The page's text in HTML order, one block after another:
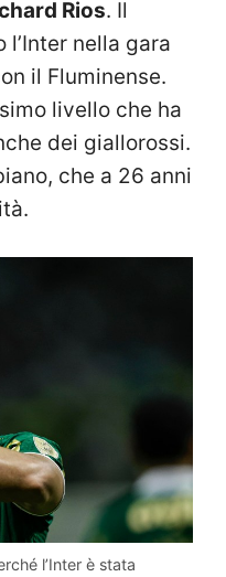
Rios. Il
nella gara
il Fluminense.
livello che ha
dei giallorossi.
che a 26 anni
l’Inter è stata